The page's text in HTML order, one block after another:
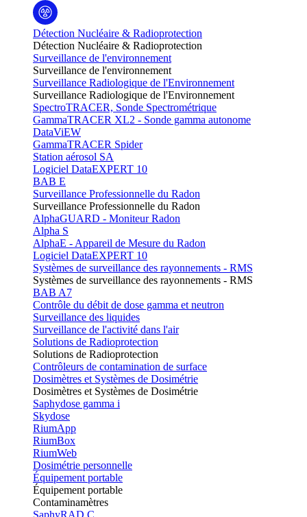
Détection Nucléaire & Radioprotection
Détection Nucléaire & Radioprotection
Surveillance de l'environnement
Surveillance de l'environnement
Surveillance Radiologique de l'Environnement
Surveillance Radiologique de l'Environnement
SpectroTRACER, Sonde Spectrométrique
GammaTRACER XL2 - Sonde gamma autonome
DataViEW
GammaTRACER Spider
Station aérosol SA
Logiciel DataEXPERT 10
BAB E
Surveillance Professionnelle du Radon
Surveillance Professionnelle du Radon
AlphaGUARD - Moniteur Radon
Alpha S
AlphaE - Appareil de Mesure du Radon
Logiciel DataEXPERT 10
Systèmes de surveillance des rayonnements - RMS
Systèmes de surveillance des rayonnements - RMS
BAB A7
Contrôle du débit de dose gamma et neutron
Surveillance des liquides
Surveillance de l'activité dans l'air
Solutions de Radioprotection
Solutions de Radioprotection
Contrôleurs de contamination de surface
Dosimètres et Systèmes de Dosimétrie
Dosimètres et Systèmes de Dosimétrie
Saphydose gamma i
Skydose
RiumApp
RiumBox
RiumWeb
Dosimétrie personnelle
Équipement portable
Équipement portable
Contaminamètres
SaphyRAD C